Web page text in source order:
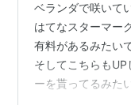
ベランダで咲いて
はてなスターマー
有料があるみたい
そしてこちらも
ーを貰ってるみた